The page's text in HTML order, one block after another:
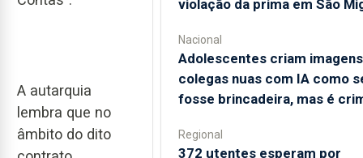
A autarquia
lembra que no
âmbito do dito
violação da prima em São
Nacional
Adolescentes criam
colegas nuas com IA como
fosse brincadeira, mas é
Regional
372 utentes esperam por